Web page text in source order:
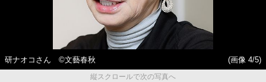
研ナオコさん ©︎文藝春秋
(画像 4/5)
縦スクロールで次の写真へ